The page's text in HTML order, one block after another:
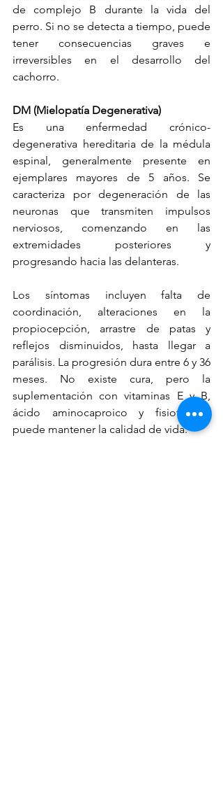
de complejo B durante la vida del
perro. Si no se detecta a tiempo, puede
tener consecuencias graves e
irreversibles en el desarrollo del
cachorro.
DM (Mielopatía Degenerativa)
Es una enfermedad crónico-
degenerativa hereditaria de la médula
espinal, generalmente presente en
ejemplares mayores de 5 años. Se
caracteriza por degeneración de las
neuronas que transmiten impulsos
nerviosos, comenzando en las
extremidades posteriores y
progresando hacia las delanteras.
Los síntomas incluyen falta de
coordinación, alteraciones en la
propiocepción, arrastre de patas y
reflejos disminuidos, hasta llegar a
parálisis. La progresión dura entre 6 y 36
meses. No existe cura, pero la
suplementación con vitaminas E y B,
ácido aminocaproico y fisioterapia
puede mantener la calidad de vida.